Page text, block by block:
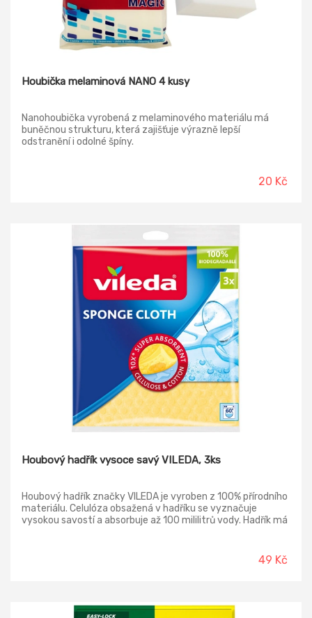
Houbička melaminová NANO 4 kusy
Nanohoubička vyrobená z melaminového materiálu má
buněčnou strukturu, která zajišťuje výrazně lepší
odstranění i odolné špíny.
20 Kč
Houbový hadřík vysoce savý VILEDA, 3ks
Houbový hadřík značky VILEDA je vyroben z 100% přírodního
materiálu. Celulóza obsažená v hadříku se vyznačuje
vysokou savostí a absorbuje až 100 mililitrů vody. Hadřík má
49 Kč